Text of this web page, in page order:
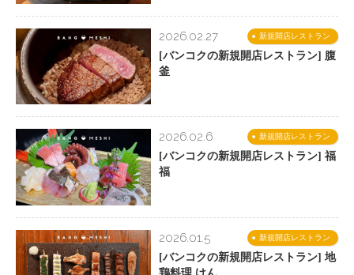
新規開店レストラン
2026.02.27
[バンコクの新規開店レストラン] 腹
釜
新規開店レストラン
2026.02.6
[バンコクの新規開店レストラン] 福
福
新規開店レストラン
2026.01.5
[バンコクの新規開店レストラン] 地